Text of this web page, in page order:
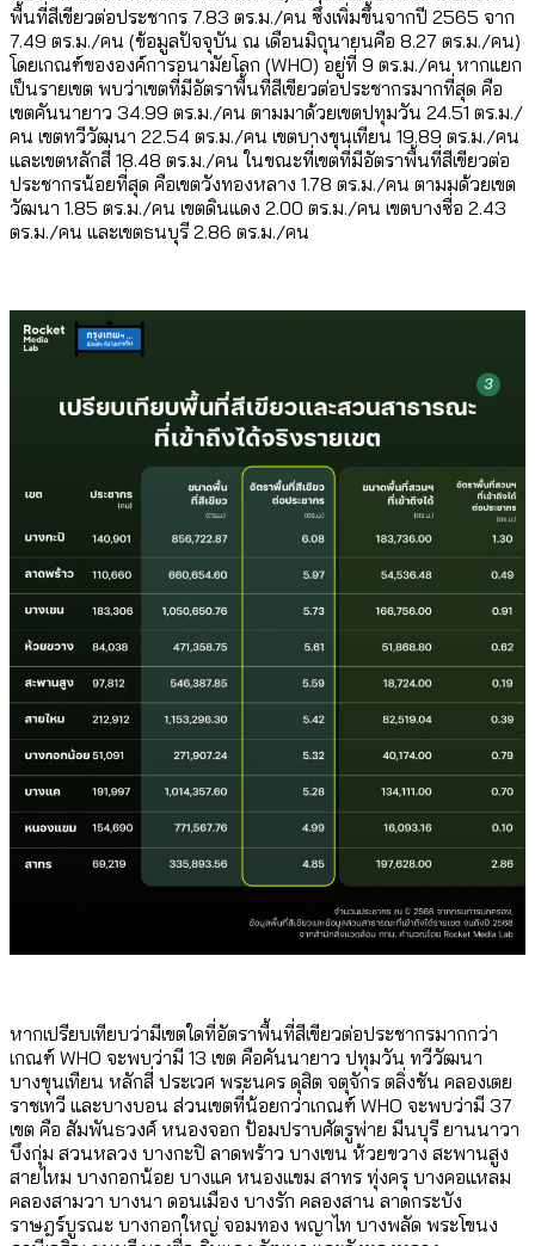
พื้นที่สีเขียวต่อประชากร 7.83 ตร.ม./คน ซึ่งเพิ่มขึ้นจากปี 2565 จาก
7.49 ตร.ม./คน (ข้อมูลปัจจุบัน ณ เดือนมิถุนายนคือ 8.27 ตร.ม./คน)
โดยเกณฑ์ขององค์การอนามัยโลก (WHO) อยู่ที่ 9 ตร.ม./คน หากแยก
เป็นรายเขต พบว่าเขตที่มีอัตราพื้นที่สีเขียวต่อประชากรมากที่สุด คือ
เขตคันนายาว 34.99 ตร.ม./คน ตามมาด้วยเขตปทุมวัน 24.51 ตร.ม./
คน เขตทวีวัฒนา 22.54 ตร.ม./คน เขตบางขุนเทียน 19.89 ตร.ม./คน
และเขตหลักสี่ 18.48 ตร.ม./คน ในขณะที่เขตที่มีอัตราพื้นที่สีเขียวต่อ
ประชากรน้อยที่สุด คือเขตวังทองหลาง 1.78 ตร.ม./คน ตามมด้วยเขต
วัฒนา 1.85 ตร.ม./คน เขตดินแดง 2.00 ตร.ม./คน เขตบางซื่อ 2.43
ตร.ม./คน และเขตธนบุรี 2.86 ตร.ม./คน
หากเปรียบเทียบว่ามีเขตใดที่อัตราพื้นที่สีเขียวต่อประชากรมากกว่า
เกณฑ์ WHO จะพบว่ามี 13 เขต คือคันนายาว ปทุมวัน ทวีวัฒนา
บางขุนเทียน หลักสี่ ประเวศ พระนคร ดุสิต จตุจักร ตลิ่งชัน คลองเตย
ราชเทวี และบางบอน ส่วนเขตที่น้อยกว่าเกณฑ์ WHO จะพบว่ามี 37
เขต คือ สัมพันธวงศ์ หนองจอก ป้อมปราบศัตรูพ่าย มีนบุรี ยานนาวา
บึงกุ่ม สวนหลวง บางกะปิ ลาดพร้าว บางเขน ห้วยขวาง สะพานสูง
สายไหม บางกอกน้อย บางแค หนองแขม สาทร ทุ่งครุ บางคอแหลม
คลองสามวา บางนา ดอนเมือง บางรัก คลองสาน ลาดกระบัง
ราษฎร์บูรณะ บางกอกใหญ่ จอมทอง พญาไท บางพลัด พระโขนง